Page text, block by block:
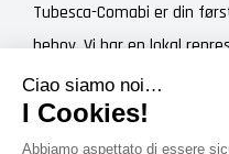
Tubesca-Comabi er din
behov. Vi har en lokal
deg, gi deg en detaljert
produktsortiment og et
riktige prisen for ditt